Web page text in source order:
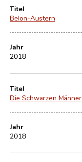
Titel
Belon-Austern
Jahr
2018
Titel
Die Schwarzen Männer
Jahr
2018